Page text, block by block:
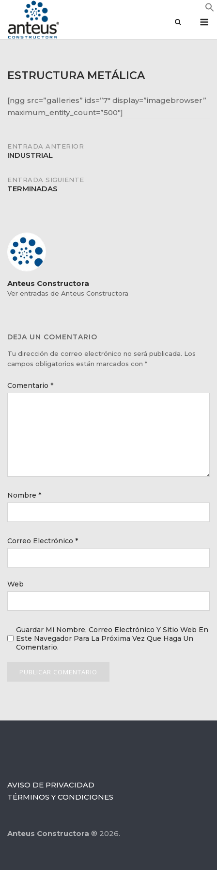
contenido
ESTRUCTURA METÁLICA
[ngg src=”galleries” ids=”7″ display=”imagebrowser”
maximum_entity_count=”500″]
Navegación
entradas
ENTRADA ANTERIOR
INDUSTRIAL
ENTRADA SIGUIENTE
TERMINADAS
Anteus Constructora
Ver entradas de Anteus Constructora
DEJA UN COMENTARIO
Tu dirección de correo electrónico no será publicada. Los
campos obligatorios están marcados con *
Comentario *
Nombre *
Correo Electrónico *
Web
Guardar Mi Nombre, Correo Electrónico Y Sitio Web En
Este Navegador Para La Próxima Vez Que Haga Un
Comentario.
AVISO DE PRIVACIDAD
TÉRMINOS Y CONDICIONES
Anteus Constructora ® 2026.